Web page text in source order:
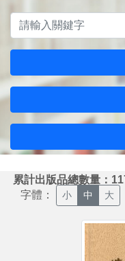
累計出版品總數量：
字體： 小 中 大